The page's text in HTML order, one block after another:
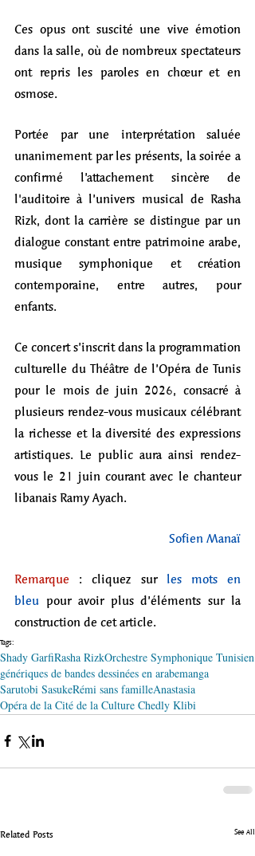
Ces opus ont suscité une vive émotion
dans la salle, où de nombreux spectateurs
ont repris les paroles en chœur et en
osmose.
Portée par une interprétation saluée
unanimement par les présents, la soirée a
confirmé l’attachement sincère de
l'auditoire à l’univers musical de Rasha
Rizk, dont la carrière se distingue par un
dialogue constant entre patrimoine arabe,
musique symphonique et création
contemporaine, entre autres, pour
enfants.
Ce concert s’inscrit dans la programmation
culturelle du Théâtre de l’Opéra de Tunis
pour le mois de juin 2026, consacré à
plusieurs rendez-vous musicaux célébrant
la richesse et la diversité des expressions
artistiques. Le public aura ainsi rendez-
vous le 21 juin courant avec le chanteur
libanais Ramy Ayach.
Sofien Manaï
Remarque : cliquez sur les mots en
bleu pour avoir plus d’éléments sur la
construction de cet article.
Tags:
Shady GarfiRasha RizkOrchestre Symphonique Tunisien
génériques de bandes dessinées en arabemanga
Sarutobi SasukeRémi sans familleAnastasia
Opéra de la Cité de la Culture Chedly Klibi
Related Posts See All